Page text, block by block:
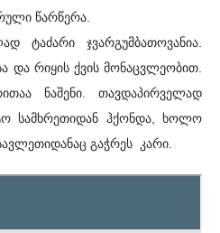
წარწერა.
ჯვარგუმბათოვანია.
და რიყის ქვის მონაცვლეობით.
ნაშენი. თავდაპირველად
სამხრეთიდან ჰქონდა, ხოლო
გაჭრეს კარი.